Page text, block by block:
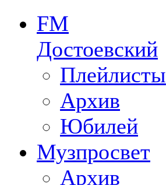
FM
Достоевский
Плейлисты
Архив
Юбилей
Музпросвет
Архив